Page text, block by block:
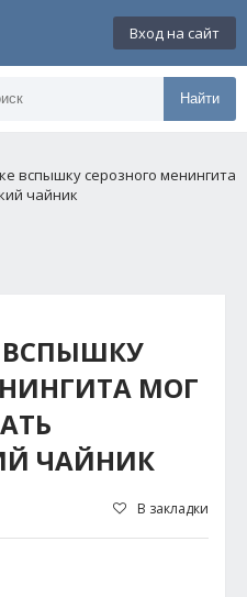
Вход на сайт
Найти
вспышку серозного менингита
чайник
ВСПЫШКУ
МОГ
ЧАЙНИК
В закладки